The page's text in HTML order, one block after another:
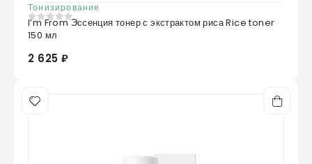
Тонизирование
0из 5
I’m From Эссенция тонер с экстрактом риса Rice toner
150 мл
2 625 ₽